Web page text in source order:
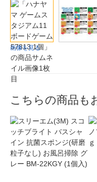
画像を見る
こちらの商品も